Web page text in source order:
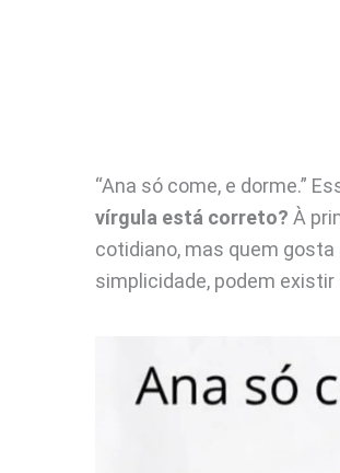
“Ana só come, e dorme.”
vírgula está correto? À
cotidiano, mas quem
simplicidade, podem